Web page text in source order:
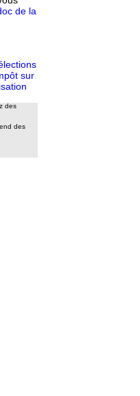
de la
sur
des
des